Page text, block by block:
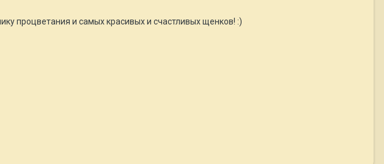
процветания и самых красивых и счастливых щенков! :)